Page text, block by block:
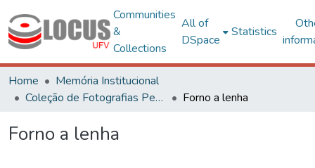
Communities
&
Collections
All of
DSpace
Statistics
Home
Memória Institucional
Coleção de Fotografias Peter Henry Rolfs
Forno a lenha
Forno a lenha